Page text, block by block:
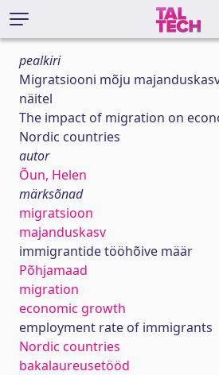
pealkiri
Migratsiooni mõju
näitel
The impact of migration on
Nordic countries
autor
Õun, Helen
märksõnad
migratsioon
majanduskasv
immigrantide tööhõive määr
Põhjamaad
migration
economic growth
employment rate of immigrants
Nordic countries
bakalaureusetööd